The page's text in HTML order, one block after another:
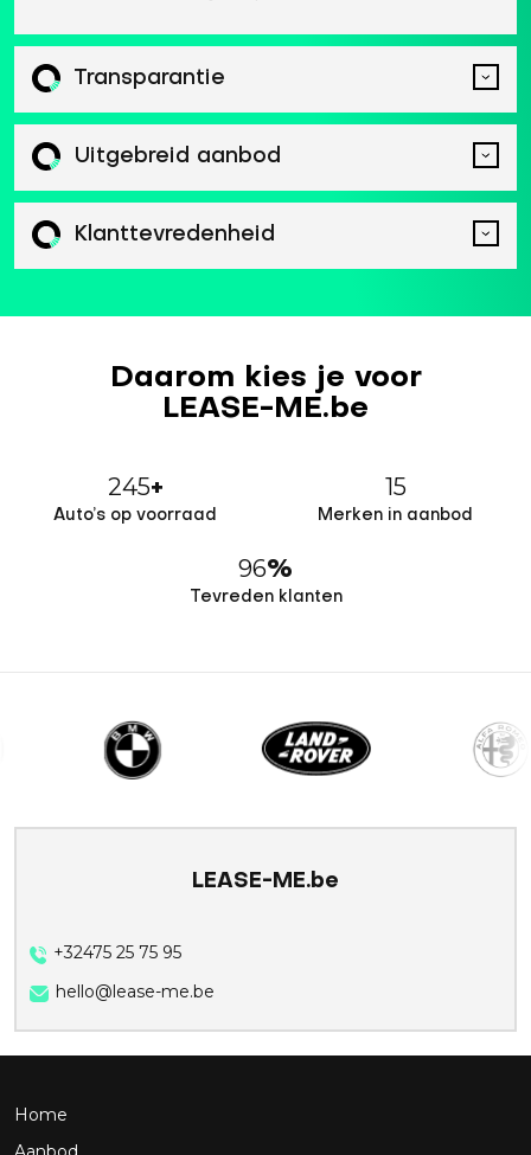
Transparantie
Uitgebreid aanbod
Klanttevredenheid
Daarom kies je voor
LEASE-ME.be
245+
Auto’s op voorraad
15
Merken in aanbod
96%
Tevreden klanten
LEASE-ME.be
+32475 25 75 95
hello@lease-me.be
Home